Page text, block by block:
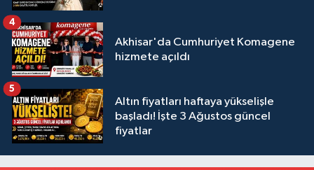
Akhisar'da Cumhuriyet Komagene
hizmete açıldı
4
Altın fiyatları haftaya yükselişle
başladı! İşte 3 Ağustos güncel
fiyatlar
5